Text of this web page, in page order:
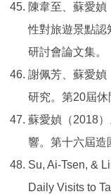
陳韋至、蘇愛
性對旅遊景點認
研討會論文集。
謝佩芳、蘇愛媜
研究。第20屆休
蘇愛媜（2018
響。第十六屆造
Su, Ai-Tsen, &
Daily Visits to